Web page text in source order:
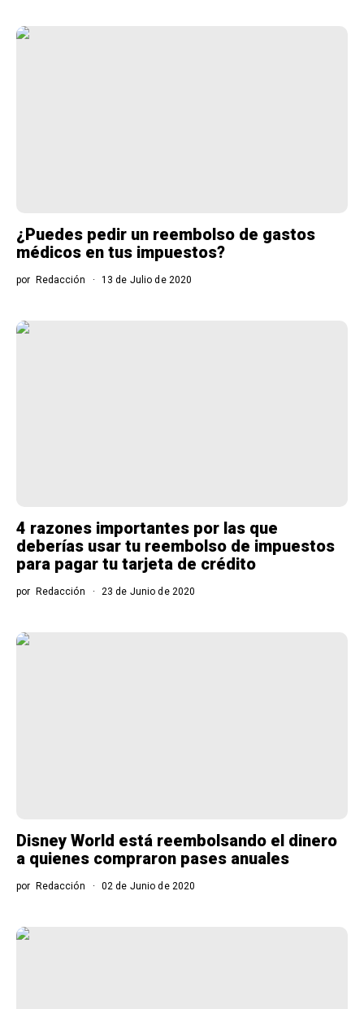
¿Puedes pedir un reembolso de gastos
médicos en tus impuestos?
por Redacción 13 de Julio de 2020
4 razones importantes por las que
deberías usar tu reembolso de impuestos
para pagar tu tarjeta de crédito
por Redacción 23 de Junio de 2020
Disney World está reembolsando el dinero
a quienes compraron pases anuales
por Redacción 02 de Junio de 2020